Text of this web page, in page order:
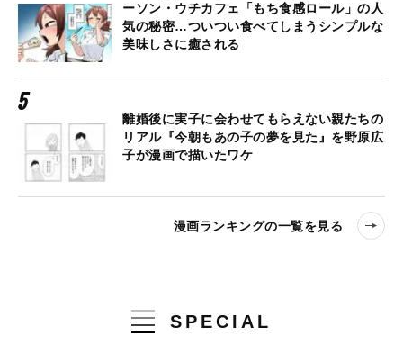
ーソン・ウチカフェ「もち食感ロール」の人
気の秘密…ついつい食べてしまうシンプルな
美味しさに癒される
離婚後に実子に会わせてもらえない親たちの
リアル『今朝もあの子の夢を見た』を野原広
子が漫画で描いたワケ
漫画ランキングの一覧を見る
SPECIAL